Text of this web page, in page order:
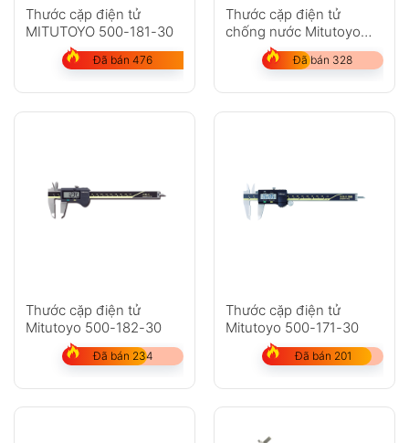
Thước cặp điện tử
MITUTOYO 500-181-30
Đã bán 476
Thước cặp điện tử
chống nước Mitutoyo
500-753-20
Đã bán 328
Thước cặp điện tử
Mitutoyo 500-182-30
Đã bán 234
Thước cặp điện tử
Mitutoyo 500-171-30
Đã bán 201